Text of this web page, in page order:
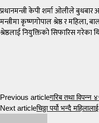
प्रधानमन्त्री केपी शर्मा ओलीले बुधबार
मन्त्रीमा कृष्णगोपाल श्रेष्ठ र महिला,
श्रेष्ठलाई नियुक्तिको सिफारिस गरेका
Previous articleगरिब तथा विपन्न
Next articleचिठ्ठा पर्यो भन्दै